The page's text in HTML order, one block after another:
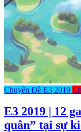
Chuyên Đề E3 2019
E3 2019 | 12
quân” tại sự